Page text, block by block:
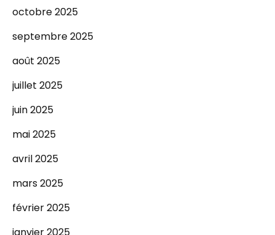
octobre 2025
septembre 2025
août 2025
juillet 2025
juin 2025
mai 2025
avril 2025
mars 2025
février 2025